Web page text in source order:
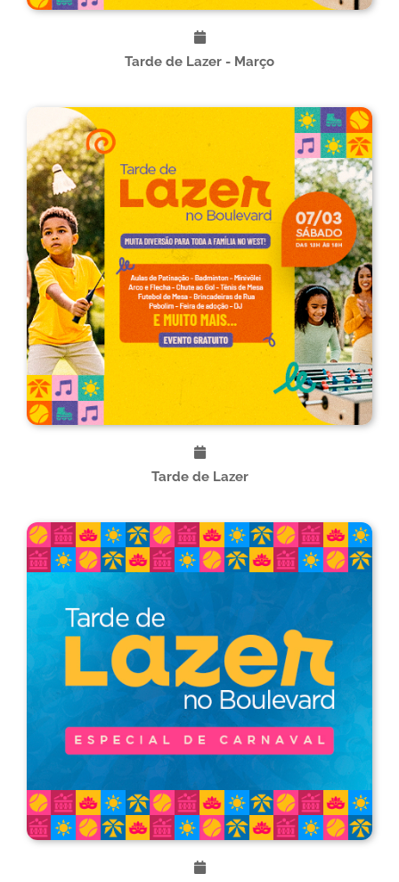
Tarde de Lazer - Março
Tarde de Lazer